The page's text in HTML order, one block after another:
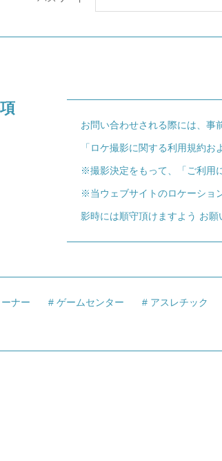
お問い合わせされる際には、事
「ロケ撮影に関する利用規約
※撮影決定をもって、「ご利用
※当ウェブサイトのロケーショ
影時には順守頂けますよう お願
ナー ゲームセンター アスレチック